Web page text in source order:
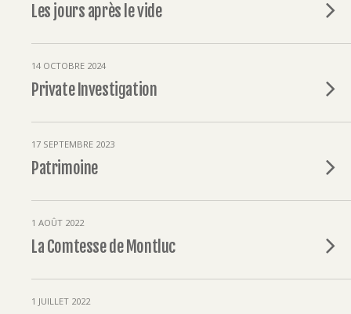
Les jours après le vide
14 OCTOBRE 2024
Private Investigation
17 SEPTEMBRE 2023
Patrimoine
1 AOÛT 2022
La Comtesse de Montluc
1 JUILLET 2022